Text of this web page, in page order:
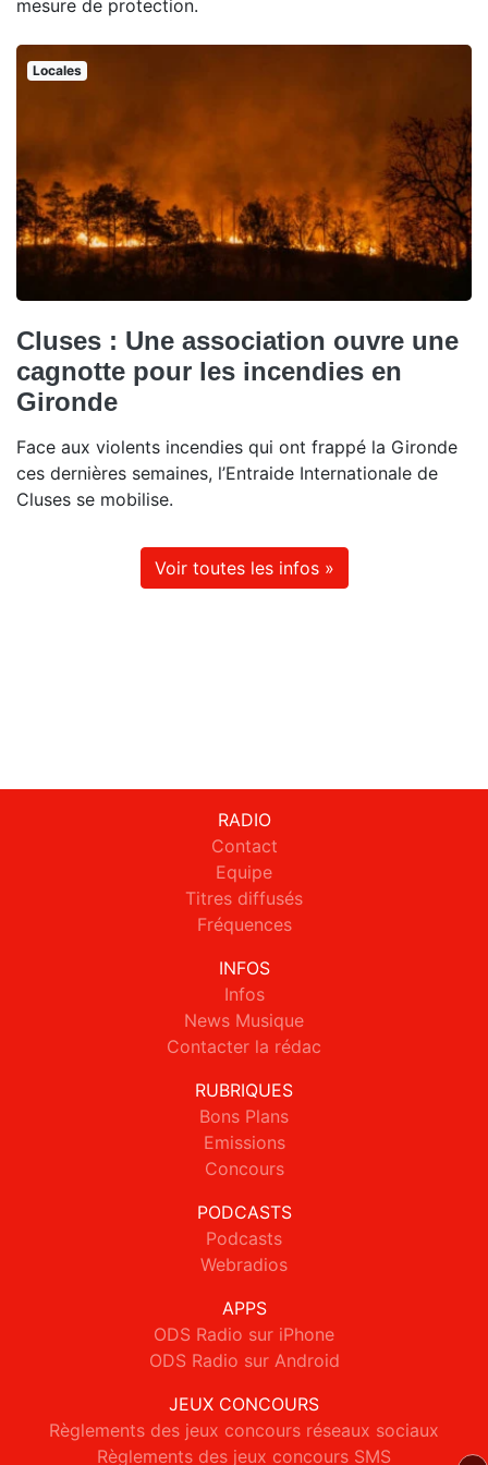
mesure de protection.
Locales
Cluses : Une association ouvre une
cagnotte pour les incendies en
Gironde
Face aux violents incendies qui ont frappé la Gironde
ces dernières semaines, l’Entraide Internationale de
Cluses se mobilise.
Voir toutes les infos »
RADIO
Contact
Equipe
Titres diffusés
Fréquences
INFOS
Infos
News Musique
Contacter la rédac
RUBRIQUES
Bons Plans
Emissions
Concours
PODCASTS
Podcasts
Webradios
APPS
ODS Radio sur iPhone
ODS Radio sur Android
JEUX CONCOURS
Règlements des jeux concours réseaux sociaux
Règlements des jeux concours SMS